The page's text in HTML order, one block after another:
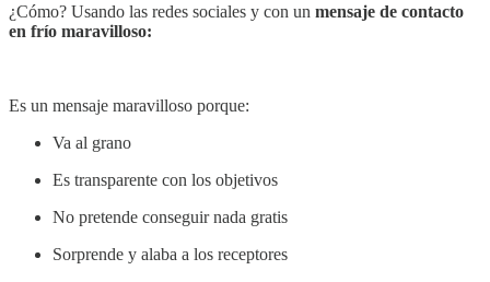
¿Cómo? Usando las redes sociales y con un mensaje de contacto
en frío maravilloso:
Es un mensaje maravilloso porque:
Va al grano
Es transparente con los objetivos
No pretende conseguir nada gratis
Sorprende y alaba a los receptores